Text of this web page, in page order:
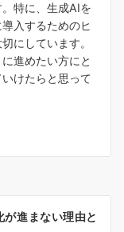
特に、生成AIを
入するためのヒ
にしています。
進めたい方にと
けたらと思って
が進まない理由と